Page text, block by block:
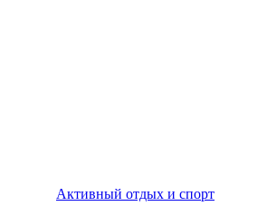
Активный отдых и спорт